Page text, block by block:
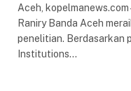
Aceh,
Raniry Banda Aceh
penelitian. Berdasarkan
Institutions…